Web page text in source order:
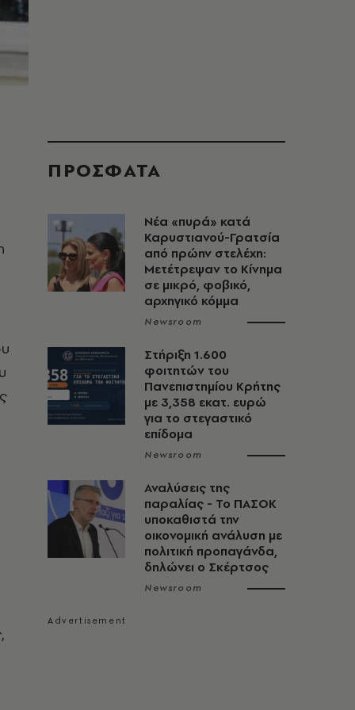
ΠΡΟΣΦΑΤΑ
Νέα «πυρά» κατά
Καρυστιανού-Γρατσία
από πρώην στελέχη:
Μετέτρεψαν το Κίνημα
σε μικρό, φοβικό,
αρχηγικό κόμμα
Newsroom
Στήριξη 1.600
φοιτητών του
Πανεπιστημίου Κρήτης
με 3,358 εκατ. ευρώ
για το στεγαστικό
επίδομα
Newsroom
Αναλύσεις της
παραλίας - Το ΠΑΣΟΚ
υποκαθιστά την
οικονομική ανάλυση με
πολιτική προπαγάνδα,
δηλώνει ο Σκέρτσος
Newsroom